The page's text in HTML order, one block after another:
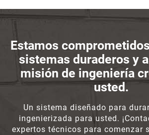
Estamos
sistemas duraderos y
misión de ingeniería
usted.
Un sistema diseñado para
ingenierizada para usted.
expertos técnicos para comenzar